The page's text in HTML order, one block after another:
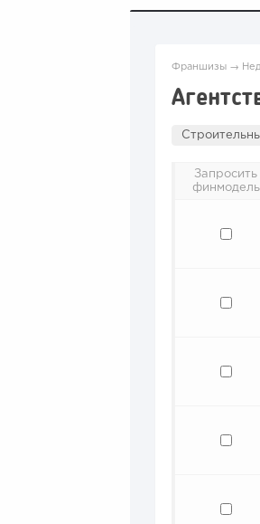
Франшизы →
Запросить
финмодель